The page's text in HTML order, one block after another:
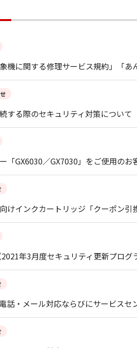
機に関する修理サービス規約」「
する際のセキュリティ対策について
「GX6030／GX7030」をご使用のお
けインクカートリッジ「クーポン引
年3月度セキュリティ更新プロ
話・メール対応ならびにサービス